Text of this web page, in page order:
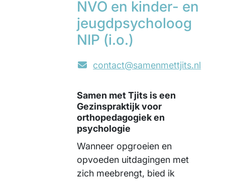
NVO en kinder- en
jeugdpsycholoog
NIP (i.o.)
contact@samenmettjits.nl
Samen met Tjits is een
Gezinspraktijk voor
orthopedagogiek en
psychologie
Wanneer opgroeien en
opvoeden uitdagingen met
zich meebrengt, bied ik